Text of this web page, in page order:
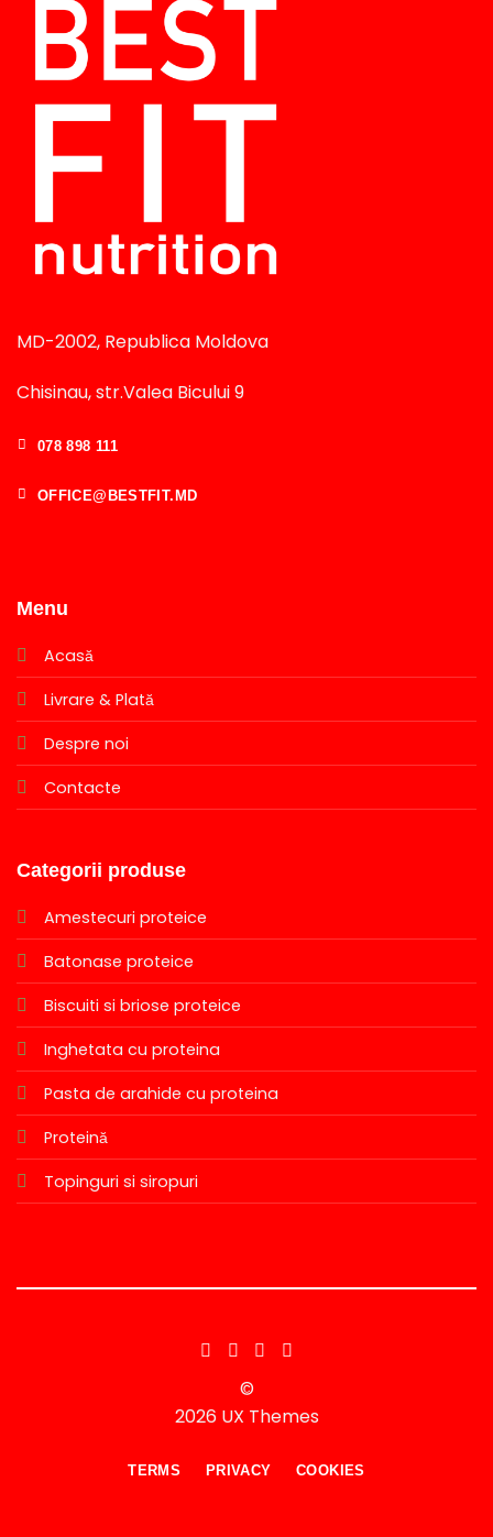
MD-2002, Republica Moldova
Chisinau, str.Valea Bicului 9
078 898 111
OFFICE@BESTFIT.MD
Menu
Acasă
Livrare & Plată
Despre noi
Contacte
Categorii produse
Amestecuri proteice
Batonase proteice
Biscuiti si briose proteice
Inghetata cu proteina
Pasta de arahide cu proteina
Proteină
Topinguri si siropuri
©
2026 UX Themes
TERMS PRIVACY COOKIES